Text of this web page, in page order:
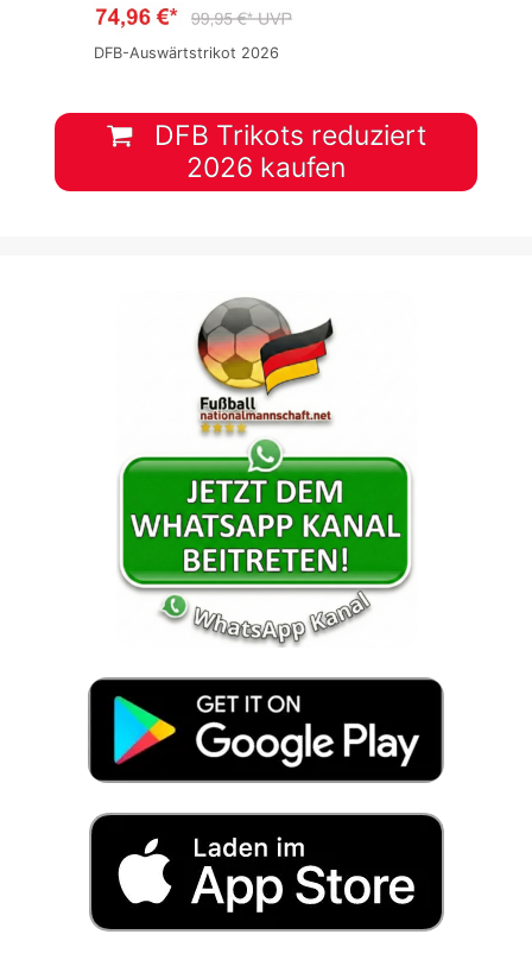
DFB-Auswärtstrikot 2026
DFB Trikots reduziert
2026 kaufen